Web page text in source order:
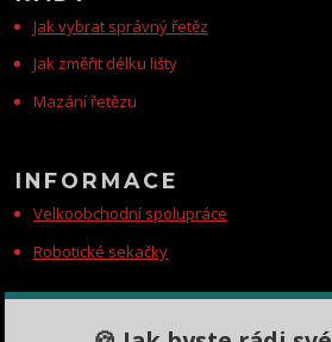
Jak vybrat správný řetěz
Jak změřit délku lišty
Mazání řetězu
INFORMACE
Velkoobchodní spolupráce
Robotické sekačky
KONTAKTY